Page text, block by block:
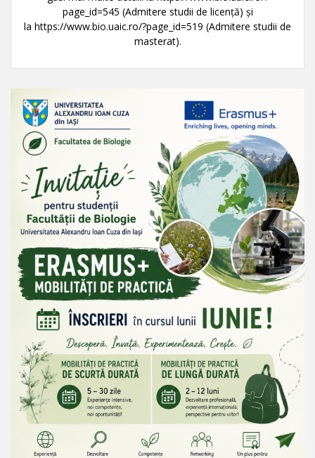
page_id=545 (Admitere studii de licență) și
la https://www.bio.uaic.ro/?page_id=519 (Admitere studii de
masterat).